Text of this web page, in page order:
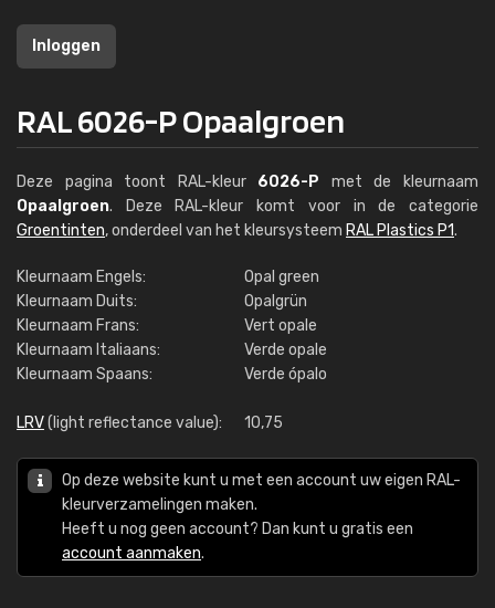
Inloggen
RAL 6026-P Opaalgroen
Deze pagina toont RAL-kleur 6026-P met de kleurnaam
Opaalgroen. Deze RAL-kleur komt voor in de categorie
Groentinten, onderdeel van het kleursysteem RAL Plastics P1.
Kleurnaam Engels:
Opal green
Kleurnaam Duits:
Opalgrün
Kleurnaam Frans:
Vert opale
Kleurnaam Italiaans:
Verde opale
Kleurnaam Spaans:
Verde ópalo
LRV(light reflectance value): 10,75
Op deze website kunt u met een account uw eigen RAL-
kleurverzamelingen maken.
Heeft u nog geen account? Dan kunt u gratis een
account aanmaken.